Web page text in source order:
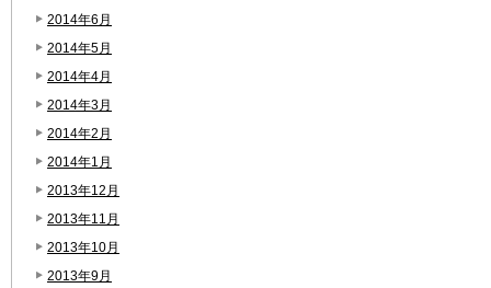
2014年6月
2014年5月
2014年4月
2014年3月
2014年2月
2014年1月
2013年12月
2013年11月
2013年10月
2013年9月